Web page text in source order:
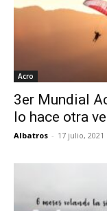
Acro
3er Mundial
lo hace otra
Albatros - 17 julio, 2021